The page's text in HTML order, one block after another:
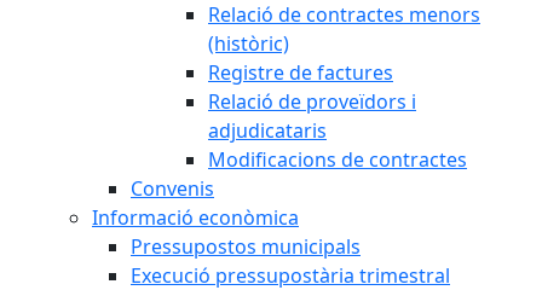
Relació de contractes menors
(històric)
Registre de factures
Relació de proveïdors i
adjudicataris
Modificacions de contractes
Convenis
Informació econòmica
Pressupostos municipals
Execució pressupostària trimestral